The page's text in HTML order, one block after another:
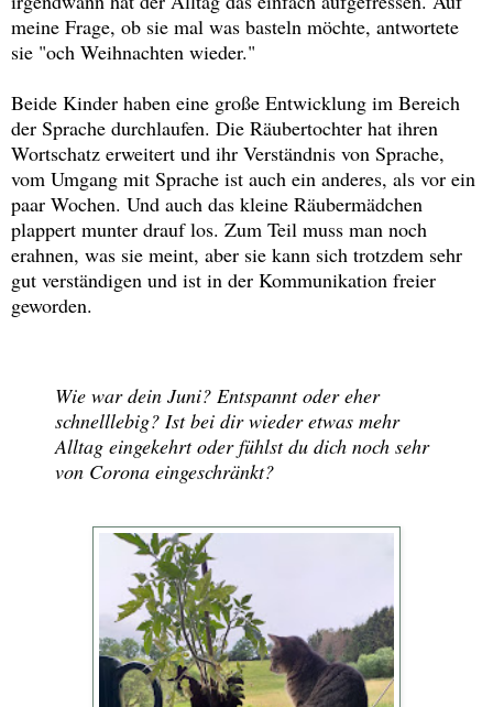
meine Frage, ob sie mal was basteln möchte, antwortete
sie "och Weihnachten wieder."
Beide Kinder haben eine große Entwicklung im Bereich
der Sprache durchlaufen. Die Räubertochter hat ihren
Wortschatz erweitert und ihr Verständnis von Sprache,
vom Umgang mit Sprache ist auch ein anderes, als vor ein
paar Wochen. Und auch das kleine Räubermädchen
plappert munter drauf los. Zum Teil muss man noch
erahnen, was sie meint, aber sie kann sich trotzdem sehr
gut verständigen und ist in der Kommunikation freier
geworden.
Wie war dein Juni? Entspannt oder eher
schnelllebig? Ist bei dir wieder etwas mehr
Alltag eingekehrt oder fühlst du dich noch sehr
von Corona eingeschränkt?